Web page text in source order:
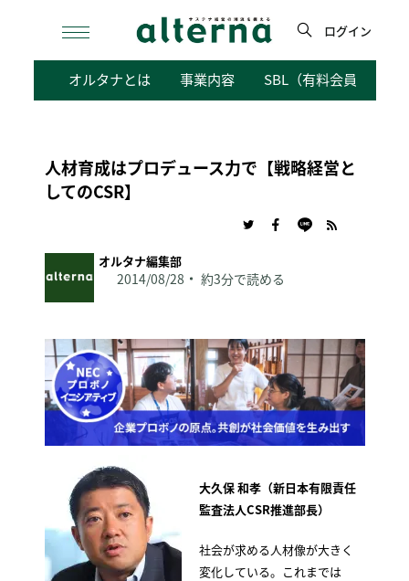
検
ログイン
オルタナとは 事業内容 SBL（有料会員向けサ
人材育成はプロデュース力で【戦略経営と
してのCSR】
オルタナ編集部
2014/08/28 約3分で読める
大久保 和孝（新日本有限責任
監査法人CSR推進部長）
社会が求める人材像が大きく
変化している。これまでは